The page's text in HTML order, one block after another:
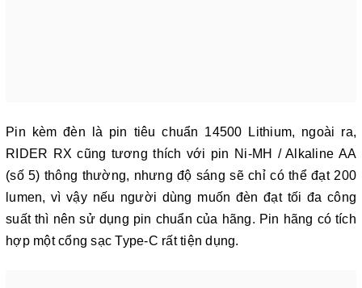
Pin kèm đèn là pin tiêu chuẩn 14500 Lithium, ngoài ra,
RIDER RX cũng tương thích với pin Ni-MH / Alkaline AA
(số 5) thông thường, nhưng độ sáng sẽ chỉ có thể đạt 200
lumen, vì vậy nếu người dùng muốn đèn đạt tối đa công
suất thì nên sử dụng pin chuẩn của hãng. Pin hãng có tích
hợp một cổng sạc Type-C rất tiện dụng.